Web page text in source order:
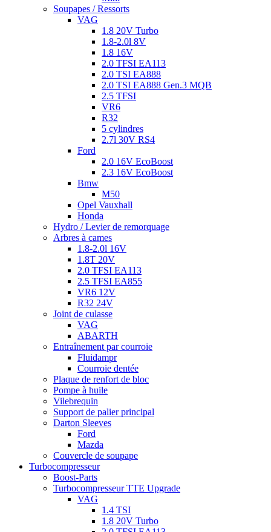
Soupapes / Ressorts
VAG
1.8 20V Turbo
1.8-2.0l 8V
1.8 16V
2.0 TFSI EA113
2.0 TSI EA888
2.0 TSI EA888 Gen.3 MQB
2.5 TFSI
VR6
R32
5 cylindres
2.7l 30V RS4
Ford
2.0 16V EcoBoost
2.3 16V EcoBoost
Bmw
M50
Opel Vauxhall
Honda
Hydro / Levier de remorquage
Arbres à cames
1.8-2.0l 16V
1.8T 20V
2.0 TFSI EA113
2.5 TFSI EA855
VR6 12V
R32 24V
Joint de culasse
VAG
ABARTH
Entraînement par courroie
Fluidampr
Courroie dentée
Plaque de renfort de bloc
Pompe à huile
Vilebrequin
Support de palier principal
Darton Sleeves
Ford
Mazda
Couvercle de soupape
Turbocompresseur
Boost-Parts
Turbocompresseur TTE Upgrade
VAG
1.4 TSI
1.8 20V Turbo